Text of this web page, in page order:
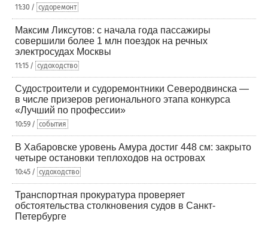
11:30 / судоремонт
Максим Ликсутов: с начала года пассажиры
совершили более 1 млн поездок на речных
электросудах Москвы
11:15 / судоходство
Судостроители и судоремонтники Северодвинска —
в числе призеров регионального этапа конкурса
«Лучший по профессии»
10:59 / события
В Хабаровске уровень Амура достиг 448 см: закрыто
четыре остановки теплоходов на островах
10:45 / судоходство
Транспортная прокуратура проверяет
обстоятельства столкновения судов в Санкт-
Петербурге